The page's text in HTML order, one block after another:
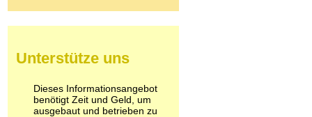
Pilze
Psychopharmaka
Schlafmittel
Schmerzmittel
Unterstütze uns
Dieses Informationsangebot
benötigt Zeit und Geld, um
ausgebaut und betrieben zu